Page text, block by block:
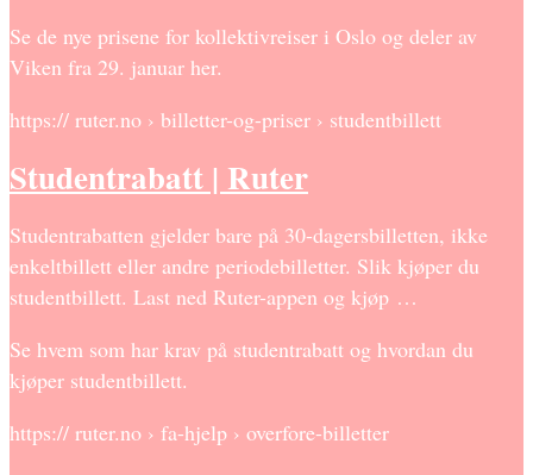
Se de nye prisene for kollektivreiser i Oslo og deler av
Viken fra 29. januar her.
https:// ruter.no › billetter-og-priser › studentbillett
Studentrabatt | Ruter
Studentrabatten gjelder bare på 30-dagersbilletten, ikke
enkeltbillett eller andre periodebilletter. Slik kjøper du
studentbillett. Last ned Ruter-appen og kjøp …
Se hvem som har krav på studentrabatt og hvordan du
kjøper studentbillett.
https:// ruter.no › fa-hjelp › overfore-billetter